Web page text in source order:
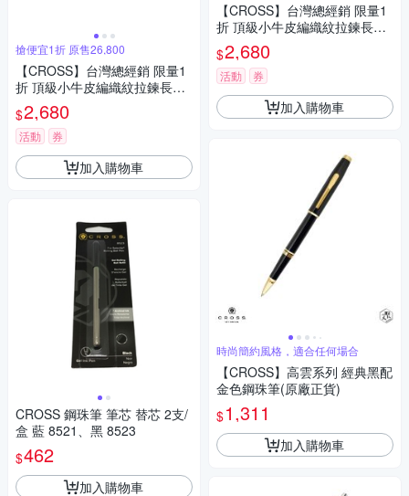
搶便宜1折 原售26,800
【CROSS】台灣總經銷 限量1
折 頂級小牛皮編織紋拉鍊長夾
海倫系列 全新專櫃展示品 (綠
色 送禮盒提袋)
$2,680
活動 券
加入購物車
CROSS 鋼珠筆 筆芯 替芯 2支/
盒 藍 8521、黑 8523
$462
加入購物車
【CROSS】台灣總經銷 限量1
折 頂級小牛皮編織紋拉鍊長夾
海倫系列 全新專櫃展示品 (柏
金色 送禮盒提袋)
$2,680
活動 券
加入購物車
時尚簡約風格，適合任何場合
【CROSS】高雲系列 經典黑配
金色鋼珠筆(原廠正貨)
$1,311
加入購物車